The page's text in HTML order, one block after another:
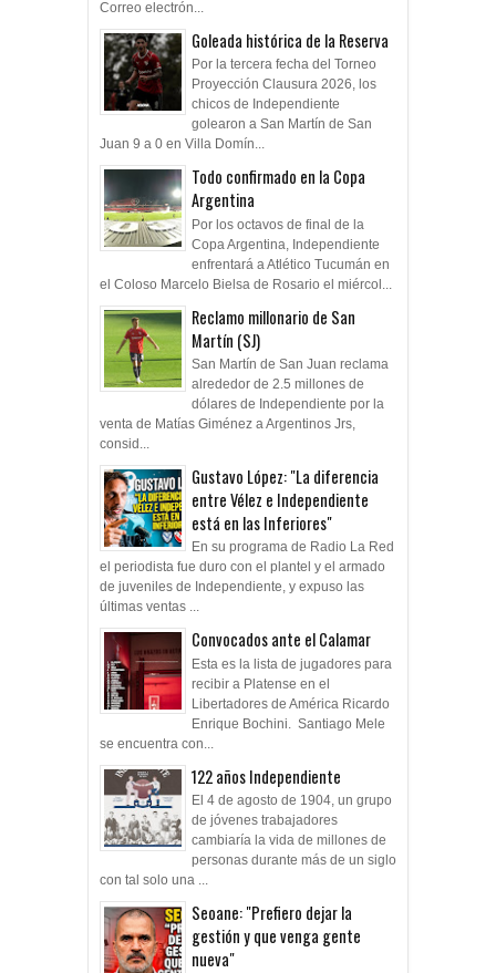
Correo electrón...
Goleada histórica de la Reserva
Por la tercera fecha del Torneo
Proyección Clausura 2026, los
chicos de Independiente
golearon a San Martín de San
Juan 9 a 0 en Villa Domín...
Todo confirmado en la Copa
Argentina
Por los octavos de final de la
Copa Argentina, Independiente
enfrentará a Atlético Tucumán en
el Coloso Marcelo Bielsa de Rosario el miércol...
Reclamo millonario de San
Martín (SJ)
San Martín de San Juan reclama
alrededor de 2.5 millones de
dólares de Independiente por la
venta de Matías Giménez a Argentinos Jrs,
consid...
Gustavo López: "La diferencia
entre Vélez e Independiente
está en las Inferiores"
En su programa de Radio La Red
el periodista fue duro con el plantel y el armado
de juveniles de Independiente, y expuso las
últimas ventas ...
Convocados ante el Calamar
Esta es la lista de jugadores para
recibir a Platense en el
Libertadores de América Ricardo
Enrique Bochini. Santiago Mele
se encuentra con...
122 años Independiente
El 4 de agosto de 1904, un grupo
de jóvenes trabajadores
cambiaría la vida de millones de
personas durante más de un siglo
con tal solo una ...
Seoane: "Prefiero dejar la
gestión y que venga gente
nueva"